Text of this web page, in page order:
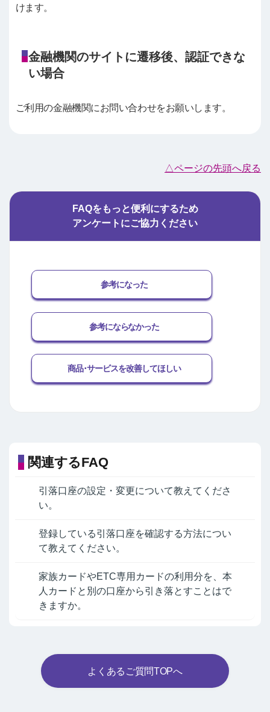
けます。
金融機関のサイトに遷移後、認証できな
い場合
ご利用の金融機関にお問い合わせをお願いします。
△ページの先頭へ戻る
FAQをもっと便利にするため
アンケートにご協力ください
参考になった
参考にならなかった
商品･サービスを改善してほしい
関連するFAQ
引落口座の設定・変更について教えてくださ
い。
登録している引落口座を確認する方法につい
て教えてください。
家族カードやETC専用カードの利用分を、本
人カードと別の口座から引き落とすことはで
きますか。
よくあるご質問TOPへ